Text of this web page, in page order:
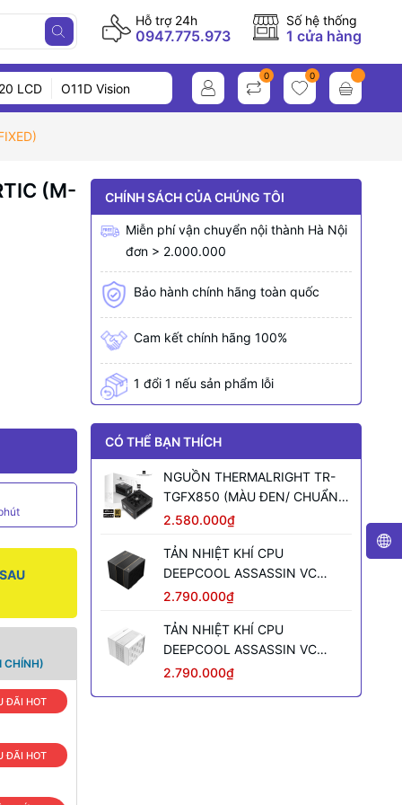
Hỗ trợ 24h
0947.775.973
Số hệ thống
1 cửa hàng
LCD O11D Vision
0 0
(M-
CHÍNH)
ĐÃI HOT
ĐÃI HOT
CHÍNH SÁCH CỦA CHÚNG TÔI
Miễn phí vận chuyển nội thành Hà Nội
đơn > 2.000.000
Bảo hành chính hãng toàn quốc
Cam kết chính hãng 100%
1 đổi 1 nếu sản phẩm lỗi
CÓ THỂ BẠN THÍCH
NGUỒN THERMALRIGHT TR-
TGFX850 (MÀU ĐEN/ CHUẨN
SFX/ FULL MODULAR/ 850W)
2.580.000₫
TẢN NHIỆT KHÍ CPU
DEEPCOOL ASSASSIN VC
ELITE (MÀU ĐEN)
2.790.000₫
TẢN NHIỆT KHÍ CPU
DEEPCOOL ASSASSIN VC
ELITE WH WH (MÀU TRẮNG)
2.790.000₫